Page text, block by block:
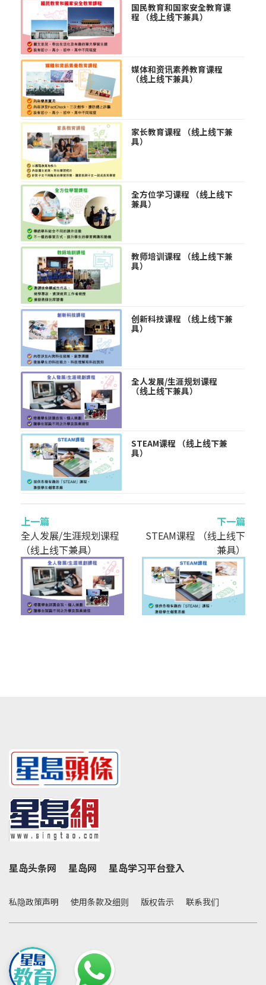
国民教育和国家安全教育课
程 （线上线下兼具）
媒体和资讯素养教育课程
（线上线下兼具）
家长教育课程 （线上线下兼
具）
全方位学习课程 （线上线下
兼具）
教师培训课程 （线上线下兼
具）
创新科技课程 （线上线下兼
具）
全人发展/生涯规划课程
（线上线下兼具）
STEAM课程 （线上线下兼
具）
上一篇
全人发展/生涯规划课程
（线上线下兼具）
下一篇
STEAM课程 （线上线下
兼具）
星岛头条网 星岛网 星岛学习平台登入
私隐政策声明 使用条款及细则 版权告示 联系我们